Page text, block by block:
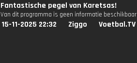
Fantastische pegel van Karetsas!
Van dit programma is geen informatie beschikbaar
15-11-2025 22:32 Ziggo Voetbal.TV